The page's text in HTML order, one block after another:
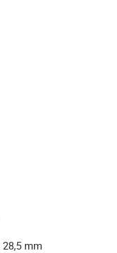
mm